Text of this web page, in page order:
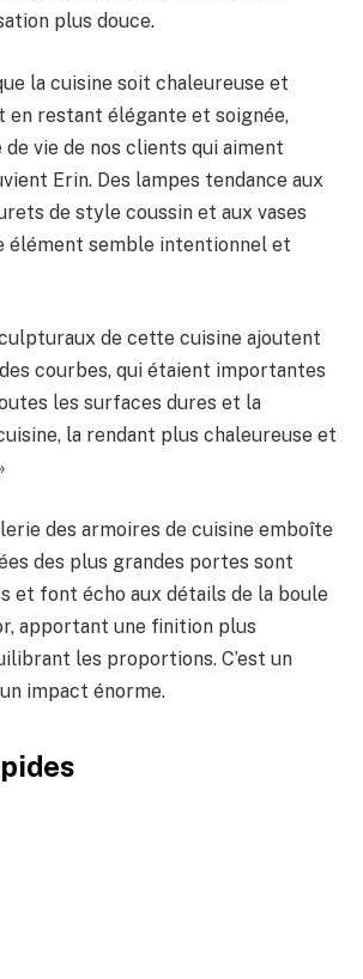
plus douce.
la cuisine soit chaleureuse et
en restant élégante et soignée,
vie de nos clients qui aiment
Erin. Des lampes tendance aux
de style coussin et aux vases
élément semble intentionnel et
de cette cuisine ajoutent
courbes, qui étaient importantes
les surfaces dures et la
la rendant plus chaleureuse et
des armoires de cuisine emboîte
des plus grandes portes sont
et font écho aux détails de la boule
apportant une finition plus
les proportions. C’est un
impact énorme.